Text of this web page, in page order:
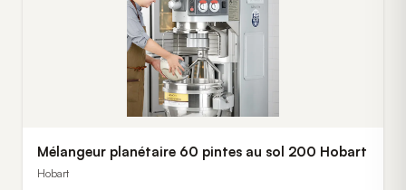
Mélangeur planétaire 60 pintes au sol 200 Hobart
Hobart